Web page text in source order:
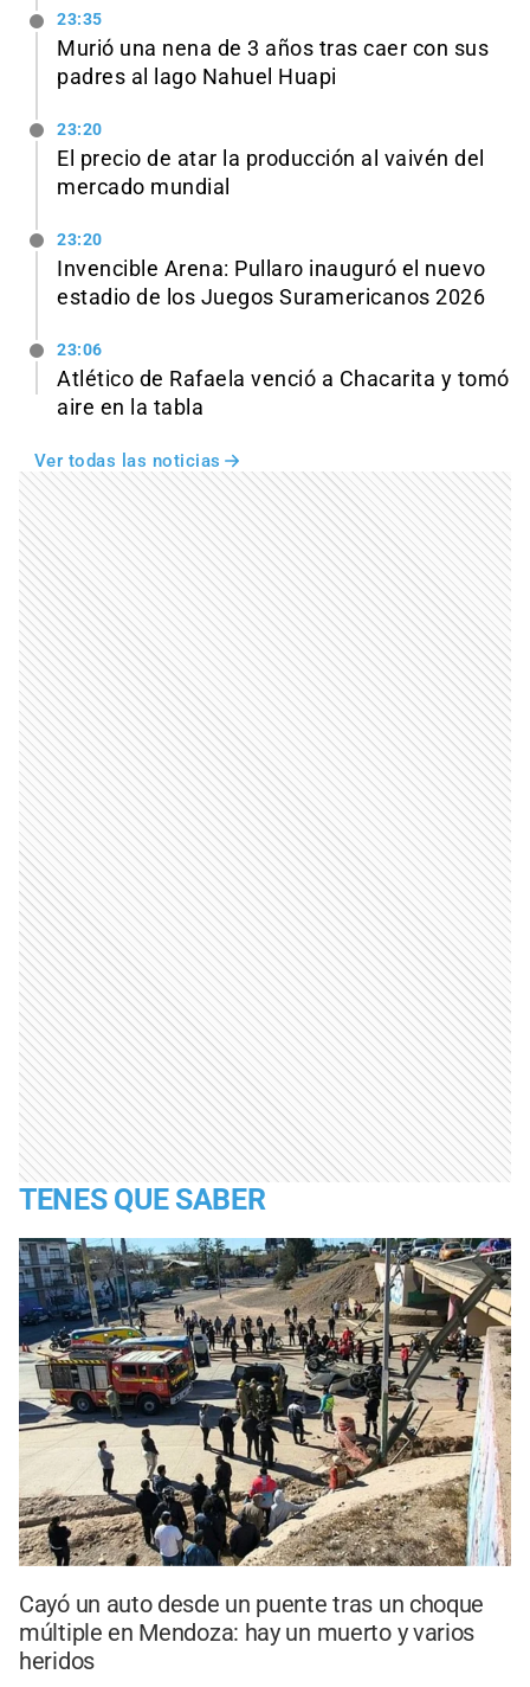
23:35
Murió una nena de 3 años tras caer con sus
padres al lago Nahuel Huapi
23:20
El precio de atar la producción al vaivén del
mercado mundial
23:20
Invencible Arena: Pullaro inauguró el nuevo
estadio de los Juegos Suramericanos 2026
23:06
Atlético de Rafaela venció a Chacarita y tomó
aire en la tabla
Ver todas las noticias
TENES QUE SABER
Cayó un auto desde un puente tras un choque
múltiple en Mendoza: hay un muerto y varios
heridos